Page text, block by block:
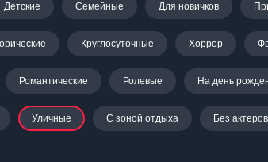
Детские Семейные Для новичков
Круглосуточные Хоррор
Романтические Ролевые На день
Уличные С зоной отдыха Без актеров